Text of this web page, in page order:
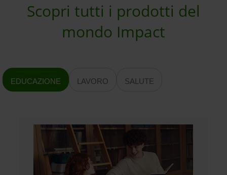
Scopri tutti i prodotti del
mondo Impact
EDUCAZIONE LAVORO SALUTE